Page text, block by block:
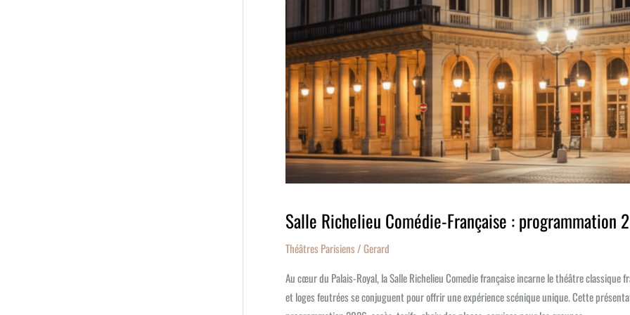
Salle Richelieu Comédie-Française :
Théâtres Parisiens /Gerard
Au cœur du Palais-Royal, la Salle Richelieu Comedie française incarne le théâtre
et loges feutrées se conjuguent pour offrir une expérience scénique unique. Cette